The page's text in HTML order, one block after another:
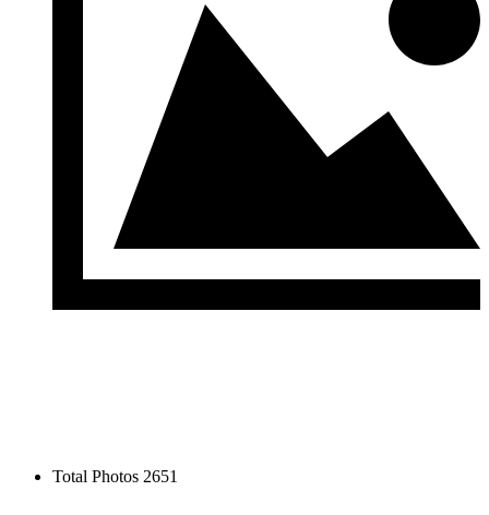
Total Photos 2651